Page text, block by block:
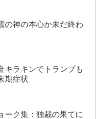
の神の本心か未だ終わ
キラキンでトランプも
期症状
ーク集：独裁の果てに